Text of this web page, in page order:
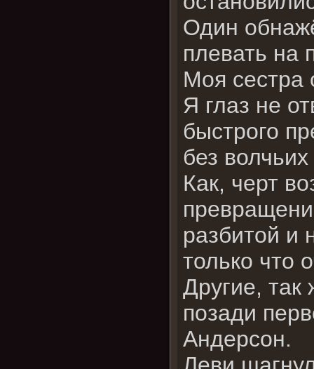
Один
плевать на
Моя сестра
Я глаз не
быстрого
без
Как, черт
разбитой и
только что
Другие,
позади
Андерсон.